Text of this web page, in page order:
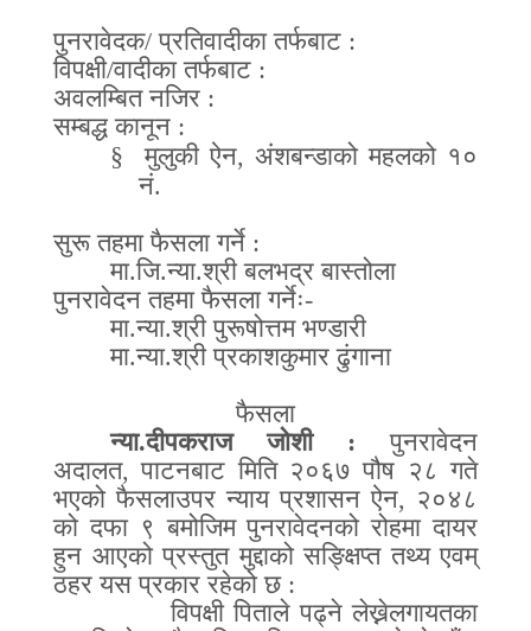
पुनरावेदक/प्रतिवादीका तर्फबाट :
विपक्षी/वादीका तर्फबाट :
अवलम्बित नजिर :
सम्बद्ध कानून :
§
मुलुकी ऐन, अंशबन्डाको महलको १०
नं.
सुरू तहमा फैसला गर्ने :
मा.जि.न्या.श्री बलभद्र बास्तोला
पुनरावेदन तहमा फैसला गर्नेः-
मा.न्या.श्री पुरूषोत्तम भण्डारी
मा.न्या.श्री प्रकाशकुमार ढुंगाना
फैसला
न्या.दीपकराज जोशी:पुनरावेदन
अदालत,पाटनबाट मिति २०६७ पौष २८ गते
भएको फैसलाउपर न्याय प्रशासन ऐन, २०४८
को दफा ९ बमोजिम पुनरावेदनको रोहमा दायर
हुन आएको प्रस्तुत मुद्दाको सङ्क्षिप्त तथ्य एवम्
ठहर यस प्रकार रहेको छ:
विपक्षी पिताले पढ्ने लेख्नेलगायतका